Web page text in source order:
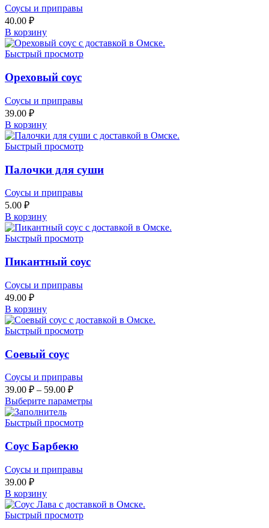
Соусы и приправы
40.00 ₽
В корзину
Быстрый просмотр
Ореховый соус
Соусы и приправы
39.00 ₽
В корзину
Быстрый просмотр
Палочки для суши
Соусы и приправы
5.00 ₽
В корзину
Быстрый просмотр
Пикантный соус
Соусы и приправы
49.00 ₽
В корзину
Быстрый просмотр
Соевый соус
Соусы и приправы
39.00 ₽ – 59.00 ₽
Выберите параметры
Быстрый просмотр
Соус Барбекю
Соусы и приправы
39.00 ₽
В корзину
Быстрый просмотр